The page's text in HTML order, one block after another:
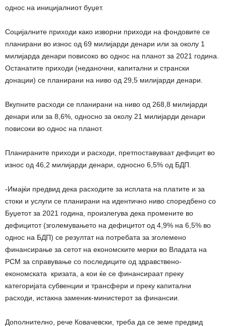
однос на иницијалниот буџет.
Социјалните приходи како изворни приходи на фондовите се
планирани во износ од 69 милијарди денари или за околу 1
милијарда денари повисоко во однос на планот за 2021 година.
Останатите приходи (неданочни, капитални и странски
донации) се планирани на ниво од 29,5 милијарди денари.
Вкупните расходи се планирани на ниво од 268,8 милијарди
денари или за 8,6%, односно за околу 21 милијарди денари
повисоки во однос на планот.
Планираните приходи и расходи, претпоставуваат дефицит во
износ од 46,2 милијарди денари, односно 6,5% од БДП.
-Имајќи предвид дека расходите за исплата на платите и за
стоки и услуги се планирани на идентично ниво споредбено со
Буџетот за 2021 година, произлегува дека промените во
дефицитот (зголемувањето на дефицитот од 4,9% на 6,5% во
однос на БДП) се резултат на потребата за зголемено
финансирање за сетот на економските мерки во Владата на
РСМ за справување со последиците од здравствено-
економската кризата, а кои ќе се финансираат преку
категоријата субвенции и трансфери и преку капитални
расходи, истакна заменик-министерот за финансии.
Дополнително, рече Ковачевски, треба да се земе предвид